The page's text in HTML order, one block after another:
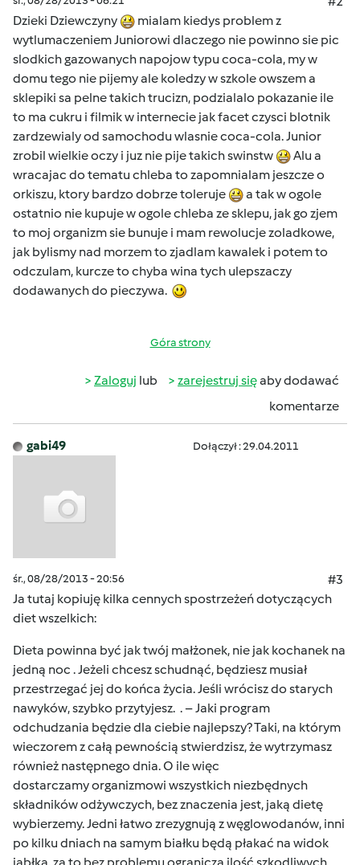
Dzieki Dziewczyny
mialam kiedys problem z
wytlumaczeniem Juniorowi dlaczego nie powinno sie pic
slodkich gazowanych napojow typu coca-cola, my w
domu tego nie pijemy ale koledzy w szkole owszem a
sklepiki sa pelne takich trucizn, podzialalo pokazanie ile
to ma cukru i filmik w internecie jak facet czysci blotnik
zardzewialy od samochodu wlasnie coca-cola. Junior
zrobil wielkie oczy i juz nie pije takich swinstw
Alu a
wracajac do tematu chleba to zapomnialam jeszcze o
orkiszu, ktory bardzo dobrze toleruje
a tak w ogole
ostatnio nie kupuje w ogole chleba ze sklepu, jak go zjem
to moj organizm sie bunuje i mam rewolucje zoladkowe,
jak bylismy nad morzem to zjadlam kawalek i potem to
odczulam, kurcze to chyba wina tych ulepszaczy
dodawanych do pieczywa.
Góra strony
Zaloguj lub zarejestruj sięaby dodawać
komentarze
gabi49 Dołączył : 29.04.2011
śr., 08/28/2013 - 20:56
#3
Ja tutaj kopiuję kilka cennych spostrzeżeń dotyczących
diet wszelkich:
Dieta powinna być jak twój małżonek, nie jak kochanek na
jedną noc . Jeżeli chcesz schudnąć, będziesz musiał
przestrzegać jej do końca życia. Jeśli wrócisz do starych
nawyków, szybko przytyjesz. . – Jaki program
odchudzania będzie dla ciebie najlepszy? Taki, na którym
wieczorem z całą pewnością stwierdzisz, że wytrzymasz
również następnego dnia. O ile więc
dostarczamyorganizmowi wszystkich niezbędnych
składników odżywczych, bez znaczenia jest, jaką dietę
wybierzemy. Jedni łatwo zrezygnują z węglowodanów, inni
po kilku dniach na samym białku będą płakać na widok